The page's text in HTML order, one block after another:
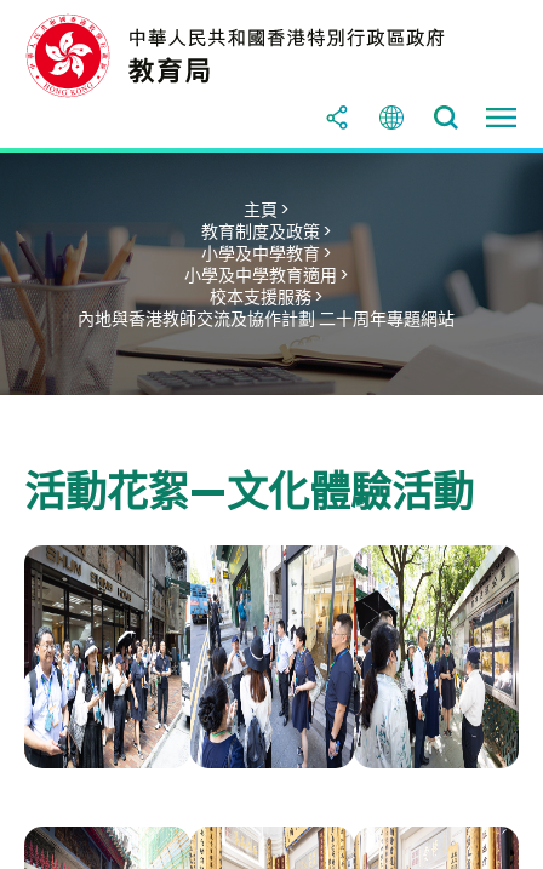
主頁 >
教育制度及政策 >
小學及中學教育 >
小學及中學教育適用 >
校本支援服務 >
內地與香港教師交流及協作計劃 二十周年專題網站
活動花絮—文化體驗活動